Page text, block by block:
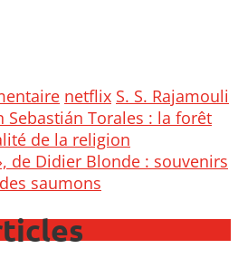
netflix S. S. Rajamouli
Sebastián Torales : la forêt
de la religion
de Didier Blonde : souvenirs
saumons